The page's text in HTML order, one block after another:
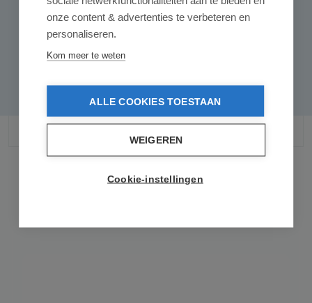
Geen reviews gevonden. Deel als eerste
onze content & advertenties te verbeteren en
personaliseren.
Kom meer te weten
ALLE COOKIES TOESTAAN
WEIGEREN
Cookie-instellingen